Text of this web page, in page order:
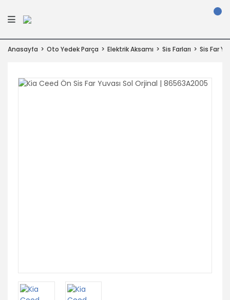
Anasayfa Oto Yedek Parça Elektrik Aksamı Sis Farları Sis Far